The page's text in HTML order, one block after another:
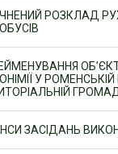
РОЗКЛАД
У РОМЕНСЬКІЙ
ЗАСІДАНЬ